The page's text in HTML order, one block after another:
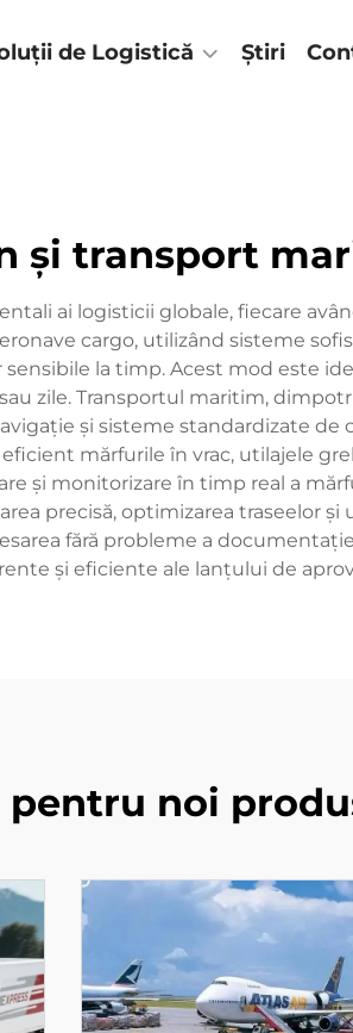
de Logistică Știri
și transport
ai logisticii globale, fiecare
cargo, utilizând sisteme
la timp. Acest mod este
zile. Transportul maritim,
și sisteme standardizate
mărfurile în vrac, utilajele
și monitorizare în timp real a
precisă, optimizarea traseelor și
fără probleme a
și eficiente ale lanțului de
pentru noi